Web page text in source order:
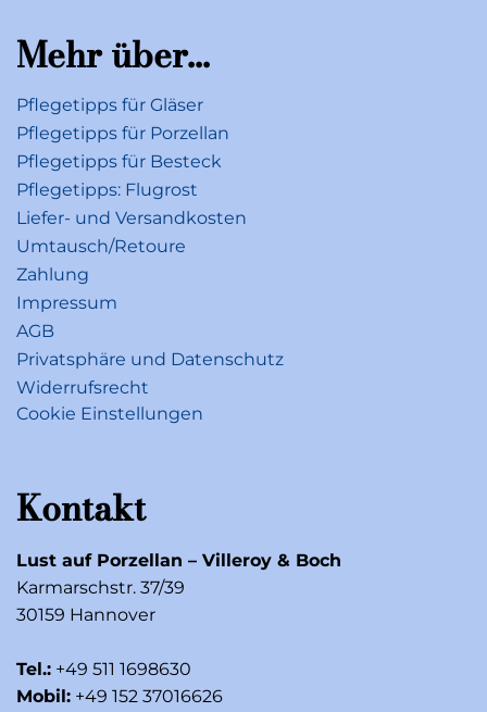
Mehr über...
Pflegetipps für Gläser
Pflegetipps für Porzellan
Pflegetipps für Besteck
Pflegetipps: Flugrost
Liefer- und Versandkosten
Umtausch/Retoure
Zahlung
Impressum
AGB
Privatsphäre und Datenschutz
Widerrufsrecht
Cookie Einstellungen
Kontakt
Lust auf Porzellan – Villeroy & Boch
Karmarschstr. 37/39
30159 Hannover
Tel.: +49 511 1698630
Mobil: +49 152 37016626